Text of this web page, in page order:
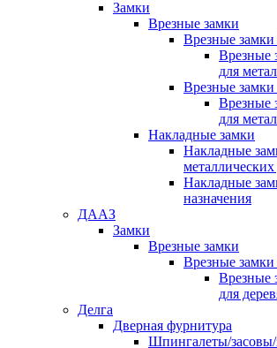
Замки
Врезные замки
Врезные замки
Врезные
для
Врезные замки
Врезные
для
Накладные замки
Накладные
металлических
Накладные
назначения
ДААЗ
Замки
Врезные замки
Врезные замки
Врезные
для
Делга
Дверная фурнитура
Шпингалеты/